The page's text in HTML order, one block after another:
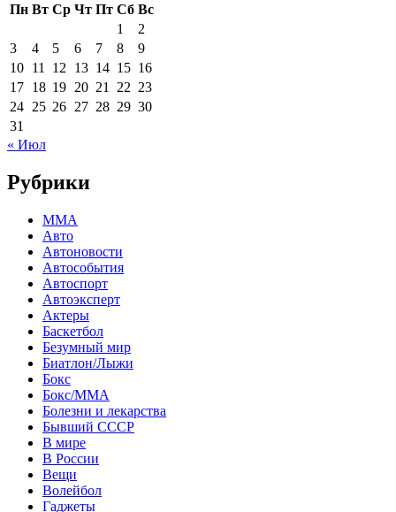
Пн Вт Ср Чт Пт Сб Вс
1
2
3
4 5 6 7 8
9
10 11 12 13 14 15 16
17 18 19 20 21 22 23
24 25 26 27 28 29 30
31
« Июл
Рубрики
MMA
Авто
Автоновости
Автособытия
Автоспорт
Автоэксперт
Актеры
Баскетбол
Безумный мир
Биатлон/Лыжи
Бокс
Бокс/MMA
Болезни и лекарства
Бывший СССР
В мире
В России
Вещи
Волейбол
Гаджеты